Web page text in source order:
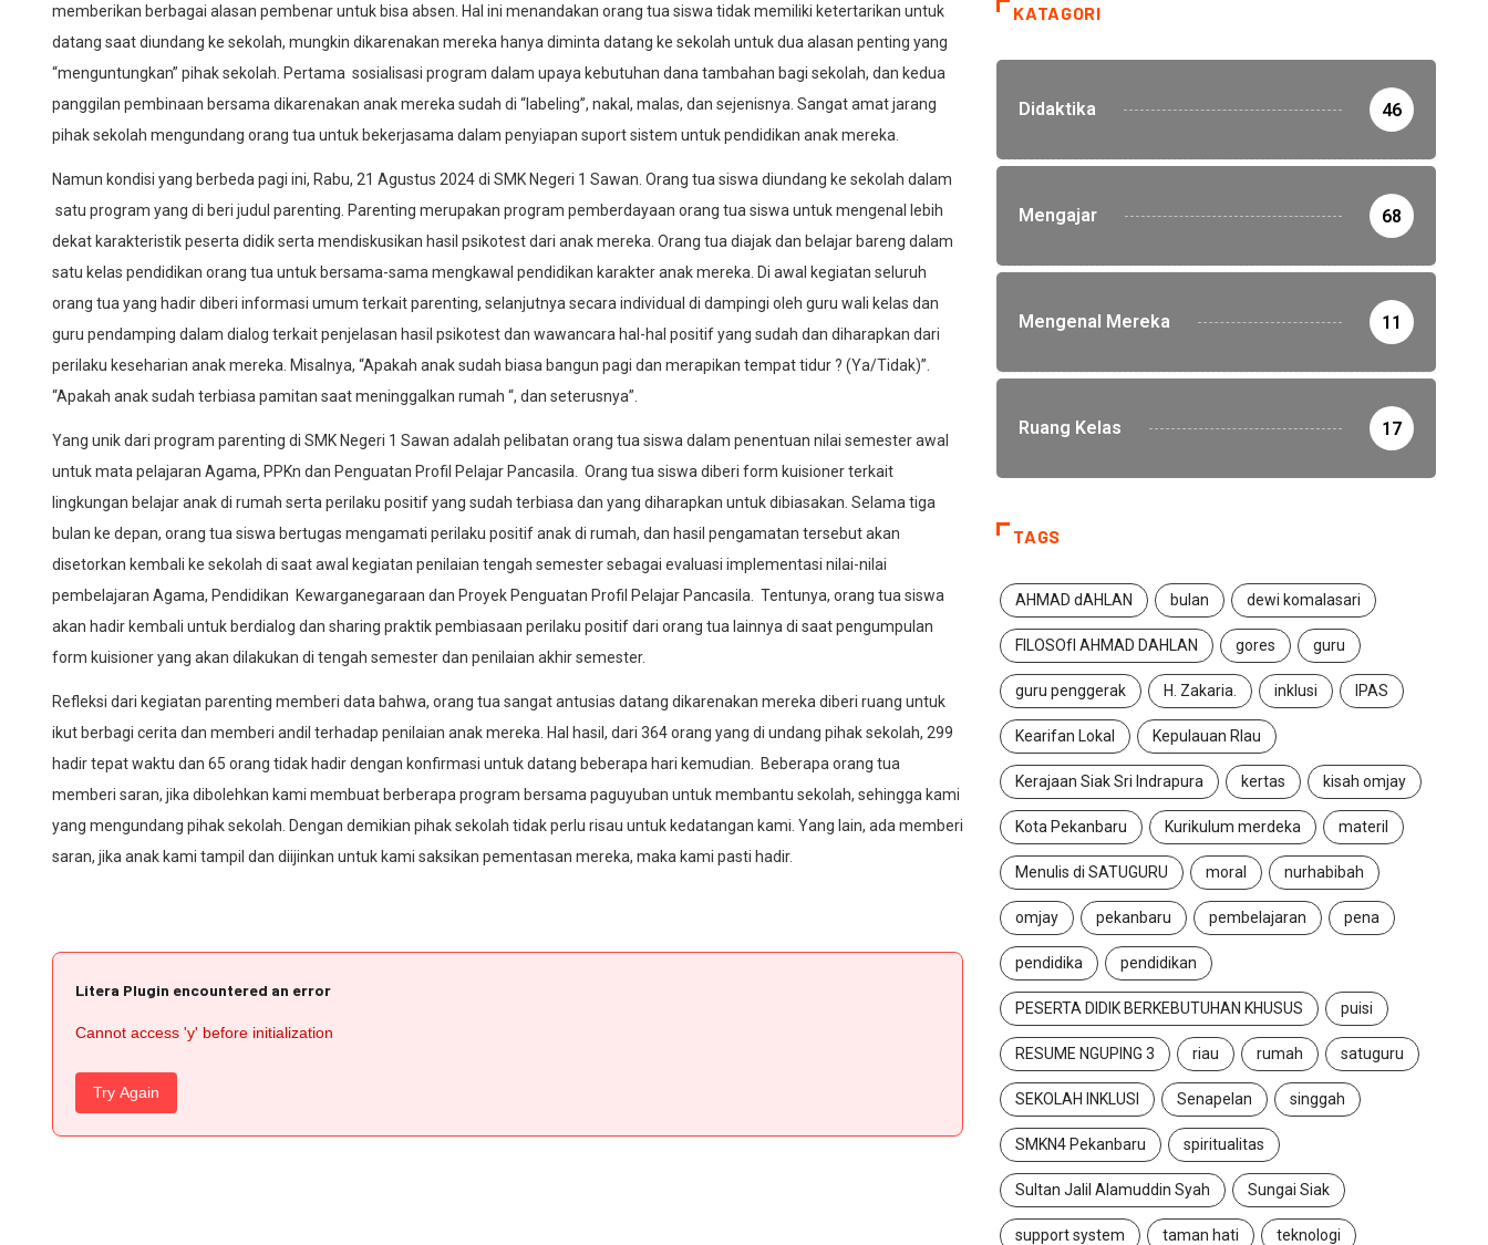
memberikan berbagai alasan pembenar untuk bisa absen. Hal ini menandakan orang tua siswa tidak memiliki ketertarikan untuk
datang saat diundang ke sekolah, mungkin dikarenakan mereka hanya diminta datang ke sekolah untuk dua alasan penting yang
“menguntungkan” pihak sekolah. Pertama sosialisasi program dalam upaya kebutuhan dana tambahan bagi sekolah, dan kedua
panggilan pembinaan bersama dikarenakan anak mereka sudah di “labeling”, nakal, malas, dan sejenisnya. Sangat amat jarang
pihak sekolah mengundang orang tua untuk bekerjasama dalam penyiapan suport sistem untuk pendidikan anak mereka.
Namun kondisi yang berbeda pagi ini, Rabu, 21 Agustus 2024 di SMK Negeri 1 Sawan. Orang tua siswa diundang ke sekolah dalam
satu program yang di beri judul parenting. Parenting merupakan program pemberdayaan orang tua siswa untuk mengenal lebih
dekat karakteristik peserta didik serta mendiskusikan hasil psikotest dari anak mereka. Orang tua diajak dan belajar bareng dalam
satu kelas pendidikan orang tua untuk bersama-sama mengkawal pendidikan karakter anak mereka. Di awal kegiatan seluruh
orang tua yang hadir diberi informasi umum terkait parenting, selanjutnya secara individual di dampingi oleh guru wali kelas dan
guru pendamping dalam dialog terkait penjelasan hasil psikotest dan wawancara hal-hal positif yang sudah dan diharapkan dari
perilaku keseharian anak mereka. Misalnya, “Apakah anak sudah biasa bangun pagi dan merapikan tempat tidur ? (Ya/Tidak)”.
“Apakah anak sudah terbiasa pamitan saat meninggalkan rumah “, dan seterusnya”.
Yang unik dari program parenting di SMK Negeri 1 Sawan adalah pelibatan orang tua siswa dalam penentuan nilai semester awal
untuk mata pelajaran Agama, PPKn dan Penguatan Profil Pelajar Pancasila. Orang tua siswa diberi form kuisioner terkait
lingkungan belajar anak di rumah serta perilaku positif yang sudah terbiasa dan yang diharapkan untuk dibiasakan. Selama tiga
bulan ke depan, orang tua siswa bertugas mengamati perilaku positif anak di rumah, dan hasil pengamatan tersebut akan
disetorkan kembali ke sekolah di saat awal kegiatan penilaian tengah semester sebagai evaluasi implementasi nilai-nilai
pembelajaran Agama, Pendidikan Kewarganegaraan dan Proyek Penguatan Profil Pelajar Pancasila. Tentunya, orang tua siswa
akan hadir kembali untuk berdialog dan sharing praktik pembiasaan perilaku positif dari orang tua lainnya di saat pengumpulan
form kuisioner yang akan dilakukan di tengah semester dan penilaian akhir semester.
Refleksi dari kegiatan parenting memberi data bahwa, orang tua sangat antusias datang dikarenakan mereka diberi ruang untuk
ikut berbagi cerita dan memberi andil terhadap penilaian anak mereka. Hal hasil, dari 364 orang yang di undang pihak sekolah, 299
hadir tepat waktu dan 65 orang tidak hadir dengan konfirmasi untuk datang beberapa hari kemudian. Beberapa orang tua
memberi saran, jika dibolehkan kami membuat berberapa program bersama paguyuban untuk membantu sekolah, sehingga kami
yang mengundang pihak sekolah. Dengan demikian pihak sekolah tidak perlu risau untuk kedatangan kami. Yang lain, ada memberi
saran, jika anak kami tampil dan diijinkan untuk kami saksikan pementasan mereka, maka kami pasti hadir.
Litera Plugin encountered an error
Cannot access 'y' before initialization
Try Again
KATAGORI
Didaktika 46
Mengajar 68
Mengenal Mereka 11
Ruang Kelas 17
TAGS
AHMAD dAHLAN bulan dewi komalasari
FILOSOfI AHMAD DAHLAN gores guru
guru penggerak H. Zakaria. inklusi IPAS
Kearifan Lokal Kepulauan RIau
Kerajaan Siak Sri Indrapura kertas kisah omjay
Kota Pekanbaru Kurikulum merdeka materil
Menulis di SATUGURU moral nurhabibah
omjay pekanbaru pembelajaran pena
pendidika pendidikan
PESERTA DIDIK BERKEBUTUHAN KHUSUS puisi
RESUME NGUPING 3 riau rumah satuguru
SEKOLAH INKLUSI Senapelan singgah
SMKN4 Pekanbaru spiritualitas
Sultan Jalil Alamuddin Syah Sungai Siak
support system taman hati teknologi